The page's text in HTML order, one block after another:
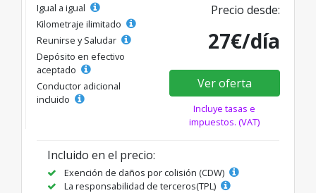
Igual a igual
Kilometraje ilimitado
Reunirse y Saludar
Depósito en efectivo
aceptado
Conductor adicional
incluido
Precio desde:
27€/día
Ver oferta
Incluye tasas e
impuestos. (VAT)
Incluido en el precio:
Exención de daños por colisión (CDW)
La responsabilidad de terceros(TPL)